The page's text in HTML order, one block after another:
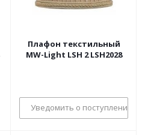
Плафон текстильный
MW-Light LSH 2 LSH2028
Уведомить о поступлении